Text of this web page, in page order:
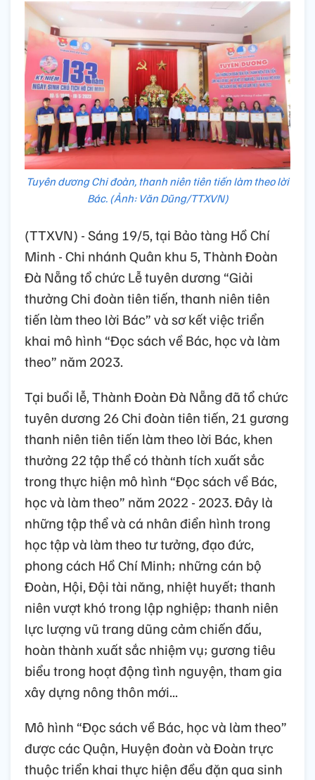
Tuyên dương Chi đoàn, thanh niên tiên tiến làm theo lời
Bác. (Ảnh: Văn Dũng/TTXVN)
(TTXVN) - Sáng 19/5, tại Bảo tàng Hồ Chí
Minh - Chi nhánh Quân khu 5, Thành Đoàn
Đà Nẵng tổ chức Lễ tuyên dương “Giải
thưởng Chi đoàn tiên tiến, thanh niên tiên
tiến làm theo lời Bác” và sơ kết việc triển
khai mô hình “Đọc sách về Bác, học và làm
theo” năm 2023.
Tại buổi lễ, Thành Đoàn Đà Nẵng đã tổ chức
tuyên dương 26 Chi đoàn tiên tiến, 21 gương
thanh niên tiên tiến làm theo lời Bác, khen
thưởng 22 tập thể có thành tích xuất sắc
trong thực hiện mô hình “Đọc sách về Bác,
học và làm theo” năm 2022 - 2023. Đây là
những tập thể và cá nhân điển hình trong
học tập và làm theo tư tưởng, đạo đức,
phong cách Hồ Chí Minh; những cán bộ
Đoàn, Hội, Đội tài năng, nhiệt huyết; thanh
niên vượt khó trong lập nghiệp; thanh niên
lực lượng vũ trang dũng cảm chiến đấu,
hoàn thành xuất sắc nhiệm vụ; gương tiêu
biểu trong hoạt động tình nguyện, tham gia
xây dựng nông thôn mới...
Mô hình “Đọc sách về Bác, học và làm theo”
được các Quận, Huyện đoàn và Đoàn trực
thuộc triển khai thực hiện đều đặn qua sinh